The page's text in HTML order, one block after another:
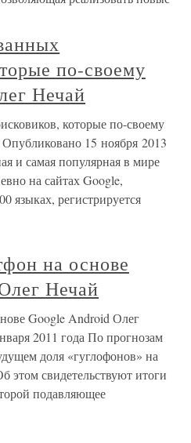
по-своему
Нечай
которые по-своему
15 ноября 2013
и самая популярная в мире
на сайтах Google,
языках, регистрируется
на основе
Нечай
Google Android Олег
2011 года По прогнозам
доля «гуглофонов» на
этом свидетельствуют итоги
подавляющее